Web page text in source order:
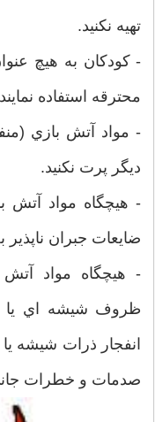
تهيه نکنيد.
- کودکان به هيچ
محترقه استفاده
- مواد آتش بازي
ديگر پرت نکنيد.
- هيچگاه مواد آتش
ضايعات جبران
- هيچگاه مواد
ظروف شيشه اي يا
انفجار ذرات شيشه
صدمات و خطرات